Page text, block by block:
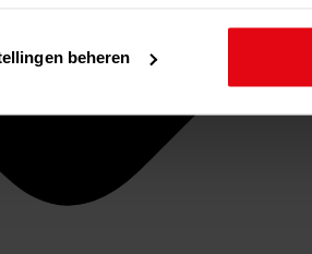
beheren